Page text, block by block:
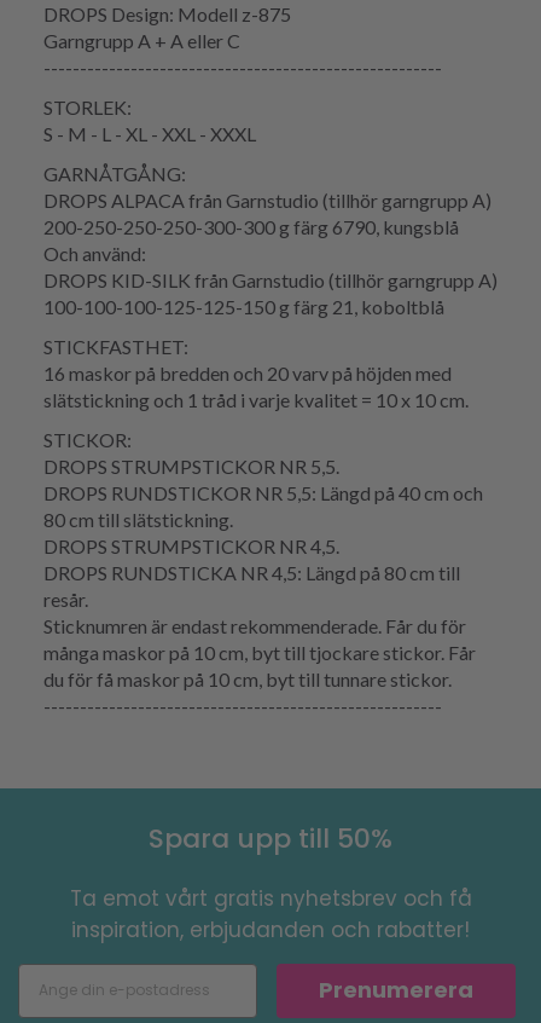
DROPS Design: Modell z-875
Garngrupp A + A eller C
-------------------------------------------------------
STORLEK:
S - M - L - XL - XXL - XXXL
GARNÅTGÅNG:
DROPS ALPACA från Garnstudio (tillhör garngrupp A)
200-250-250-250-300-300 g färg 6790, kungsblå
Och använd:
DROPS KID-SILK från Garnstudio (tillhör garngrupp A)
100-100-100-125-125-150 g färg 21, koboltblå
STICKFASTHET:
16 maskor på bredden och 20 varv på höjden med
slätstickning och 1 tråd i varje kvalitet = 10 x 10 cm.
STICKOR:
DROPS STRUMPSTICKOR NR 5,5.
DROPS RUNDSTICKOR NR 5,5: Längd på 40 cm och
80 cm till slätstickning.
DROPS STRUMPSTICKOR NR 4,5.
DROPS RUNDSTICKA NR 4,5: Längd på 80 cm till
resår.
Sticknumren är endast rekommenderade. Får du för
många maskor på 10 cm, byt till tjockare stickor. Får
du för få maskor på 10 cm, byt till tunnare stickor.
-------------------------------------------------------
Spara upp till 50%
Ta emot vårt gratis nyhetsbrev och få
inspiration, erbjudanden och rabatter!
Prenumerera